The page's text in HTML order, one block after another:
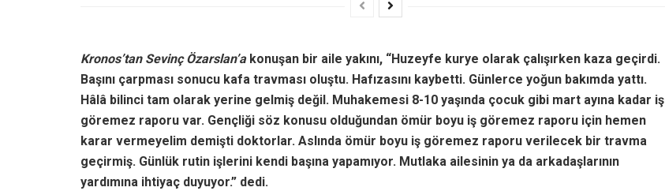
Kronos’tan Sevinç Özarslan’akonuşan bir aile yakını, “Huzeyfe kurye olarak çalışırken kaza geçirdi.
Başını çarpması sonucu kafa travması oluştu. Hafızasını kaybetti. Günlerce yoğun bakımda yattı.
Hâlâ bilinci tam olarak yerine gelmiş değil. Muhakemesi 8-10 yaşında çocuk gibi mart ayına kadar iş
göremez raporu var. Gençliği söz konusu olduğundan ömür boyu iş göremez raporu için hemen
karar vermeyelim demişti doktorlar. Aslında ömür boyu iş göremez raporu verilecek bir travma
geçirmiş. Günlük rutin işlerini kendi başına yapamıyor. Mutlaka ailesinin ya da arkadaşlarının
yardımına ihtiyaç duyuyor.” dedi.